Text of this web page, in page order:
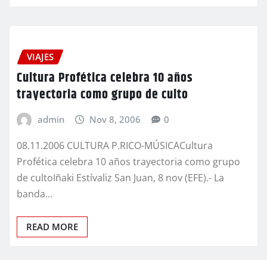
VIAJES
Cultura Profética celebra 10 años
trayectoria como grupo de culto
admin Nov 8, 2006 0
08.11.2006 CULTURA P.RICO-MÚSICACultura
Profética celebra 10 años trayectoria como grupo
de cultoIñaki Estívaliz San Juan, 8 nov (EFE).- La
banda…
READ MORE